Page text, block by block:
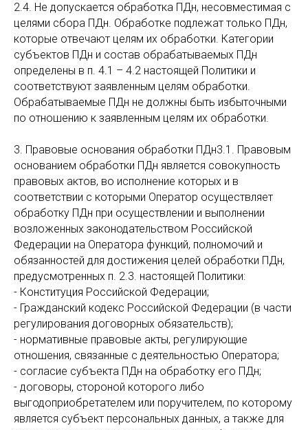
2.4. Не допускается обработка ПДн, несовместимая с
целями сбора ПДн. Обработке подлежат только ПДн,
которые отвечают целям их обработки. Категории
субъектов ПДн и состав обрабатываемых ПДн
определены в п. 4.1 – 4.2 настоящей Политики и
соответствуют заявленным целям обработки.
Обрабатываемые ПДн не должны быть избыточными
по отношению к заявленным целям их обработки.
3. Правовые основания обработки ПДн3.1. Правовым
основанием обработки ПДн является совокупность
правовых актов, во исполнение которых и в
соответствии с которыми Оператор осуществляет
обработку ПДн при осуществлении и выполнении
возложенных законодательством Российской
Федерации на Оператора функций, полномочий и
обязанностей для достижения целей обработки ПДн,
предусмотренных п. 2.3. настоящей Политики:
- Конституция Российской Федерации;
- Гражданский кодекс Российской Федерации (в части
регулирования договорных обязательств);
- нормативные правовые акты, регулирующие
отношения, связанные с деятельностью Оператора;
- согласие субъекта ПДн на обработку его ПДн;
- договоры, стороной которого либо
выгодоприобретателем или поручителем, по которому
является субъект персональных данных, а также для